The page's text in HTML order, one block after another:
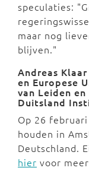
speculaties:
maar nog
blijven."
Andreas
en Europese
van Leiden
Duitsland
Op 26
houden in
Deutschland.
hier voor